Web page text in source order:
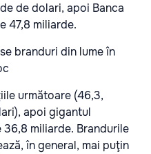
de dolari, apoi Banca
47,8 miliarde.
următoare (46,3,
apoi gigantul
miliarde. Brandurile
în general, mai puţin